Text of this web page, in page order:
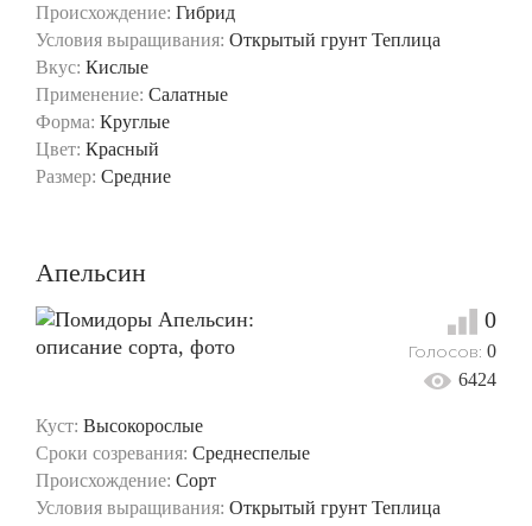
Происхождение: Гибрид
Условия выращивания: Открытый грунт Теплица
Вкус: Кислые
Применение: Салатные
Форма: Круглые
Цвет: Красный
Размер: Средние
Апельсин
Куст: Высокорослые
Сроки созревания: Среднеспелые
Происхождение: Сорт
Условия выращивания: Открытый грунт Теплица
0
Голосов: 0
6424